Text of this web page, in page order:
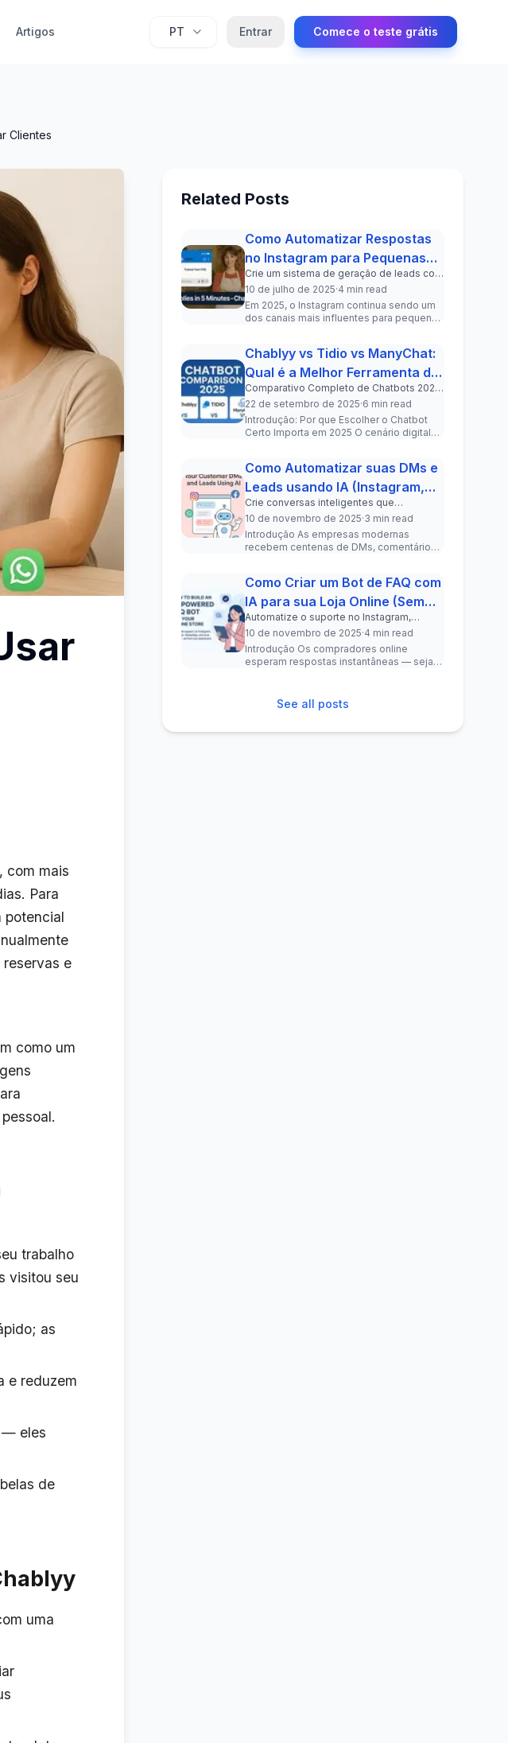
Artigos PT Entrar Comece o teste grátis
Clientes
com mais
Para
potencial
e
como um
trabalho
visitou seu
as
e reduzem
— eles
de
uma
Related Posts
Como Automatizar Respostas
no Instagram para Pequenas
Empresas (Guia 2025)
Crie um sistema de geração de leads com
IA dentro das suas DMs do Instagram em
menos de 5 minutos.
10 de julho de 2025·4 min read
Em 2025, o Instagram continua sendo um
dos canais mais influentes para pequenas
Chablyy vs Tidio vs ManyChat:
Qual é a Melhor Ferramenta de
Chatbot em 2025?
Comparativo Completo de Chatbots 2025:
Recursos, Preços, Prós e Contras de
Chablyy, Tidio e ManyChat.
22 de setembro de 2025·6 min read
Introdução: Por que Escolher o Chatbot
Certo Importa em 2025 O cenário digital
Como Automatizar suas DMs e
Leads usando IA (Instagram,
Facebook, WhatsApp e Site)
Crie conversas inteligentes que
transformam DMs em clientes — sem
precisar de programação.
10 de novembro de 2025·3 min read
Introdução As empresas modernas
recebem centenas de DMs, comentários
Como Criar um Bot de FAQ com
IA para sua Loja Online (Sem
Programação)
Automatize o suporte no Instagram,
Facebook, WhatsApp e no seu site —
tudo em um único painel.
10 de novembro de 2025·4 min read
Introdução Os compradores online
esperam respostas instantâneas — seja
See all posts